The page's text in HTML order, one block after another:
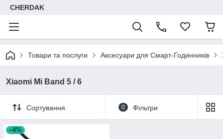
CHERDAK
Товари та послуги Аксесуари для Смарт-Годинників
Xiaomi Mi Band 5 / 6
Сортування 0 Фільтри
–4%